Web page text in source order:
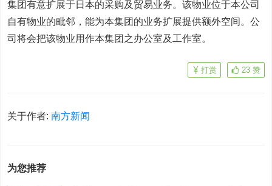
集团有意扩展于日本的采购及贸易业务。该物业位于本公司
自有物业的毗邻，能为本集团的业务扩展提供额外空间。公
司将会把该物业用作本集团之办公室及工作室。
23 赞
打赏
关于作者:南方新闻
为您推荐